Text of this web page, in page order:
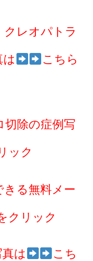
レオパトラ
は こちら
切除の症例写
ック
きる無料メー
クリック
は こち